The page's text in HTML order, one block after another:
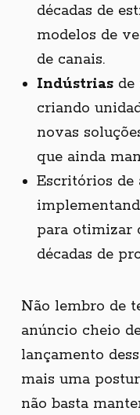
décadas de
modelos de
de canais.
Indústrias de
criando
novas
que ainda
Escritórios de
para otimizar
décadas de
Não lembro de
anúncio cheio
lançamento
mais uma
não basta